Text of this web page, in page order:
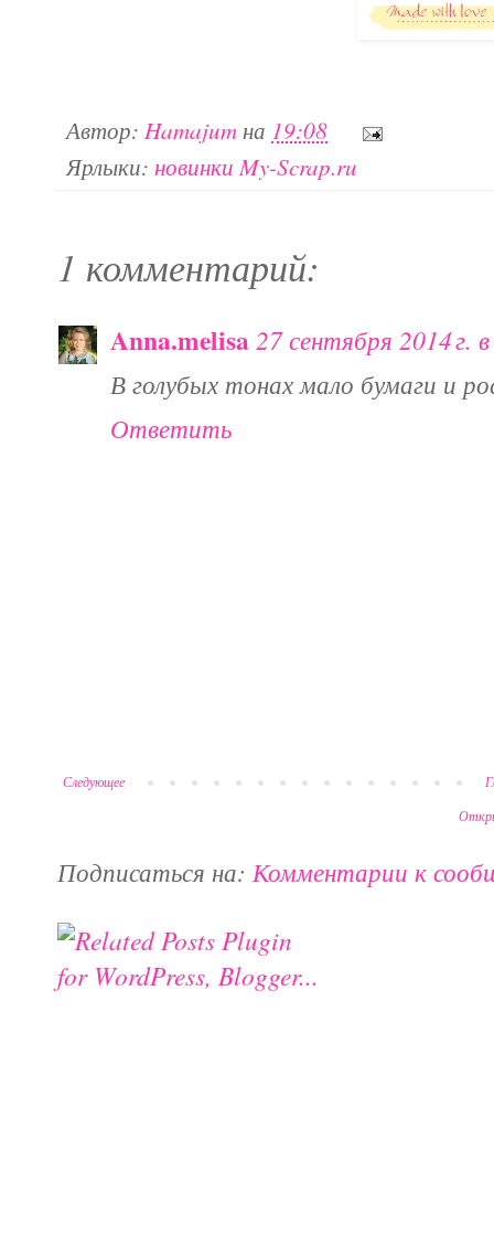
Автор: Hamajumна 19:08
Ярлыки: новинки My-Scrap.ru
1 комментарий:
Anna.melisa 27 сентября 2014 г.
В голубых тонах мало бумаги и
Ответить
Следующее
Подписаться на: Комментарии к